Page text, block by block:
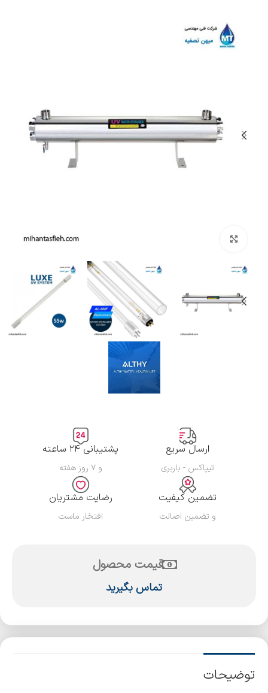
ارسال سریع
تیپاکس - باربری
پشتیبانی ۲۴ ساعته
و ۷ روز هفته
تضمین کیفیت
و تضمین اصالت
رضایت مشتریان
افتخار ماست
قیمت محصول
تماس بگیرید
توضیحات